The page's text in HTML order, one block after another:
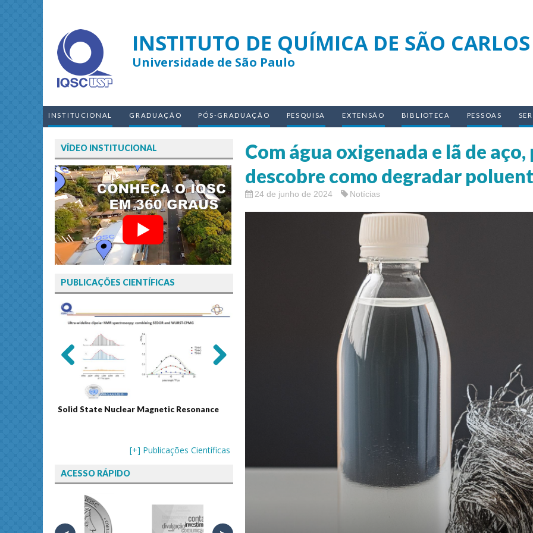
INSTITUTO DE QUÍMICA DE SÃO CARLOS
Universidade de São Paulo
INSTITUCIONAL GRADUAÇÃO PÓS-GRADUAÇÃO PESQUISA EXTENSÃO BIBLIOTECA PESSOAS
Com água oxigenada e lã de aço,
descobre como degradar
24 de junho de 2024 Notícias
VÍDEO INSTITUCIONAL
PUBLICAÇÕES CIENTÍFICAS
Solid State Nuclear Magnetic Resonance
Sustainable Energy
Assessments
[+] Publicações Científicas
ACESSO RÁPIDO